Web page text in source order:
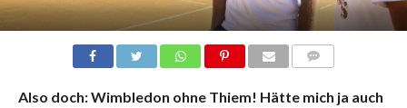
Also doch: Wimbledon ohne Thiem! Hätte mich ja auch